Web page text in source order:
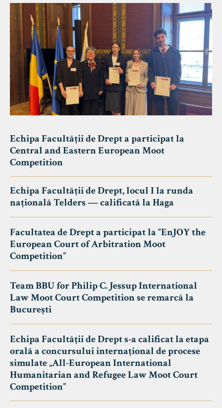
Echipa Facultății de Drept a participat la
Central and Eastern European Moot
Competition
Echipa Facultății de Drept, locul I la runda
națională Telders — calificată la Haga
Facultatea de Drept a participat la “EnJOY the
European Court of Arbitration Moot
Competition”
Team BBU for Philip C. Jessup International
Law Moot Court Competition se remarcă la
București
Echipa Facultății de Drept s-a calificat la etapa
orală a concursului internațional de procese
simulate „All-European International
Humanitarian and Refugee Law Moot Court
Competition”